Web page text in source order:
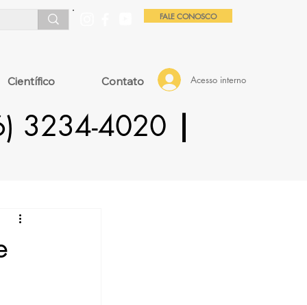
Acesso interno
FALE CONOSCO
Científico Contato
3234-4020